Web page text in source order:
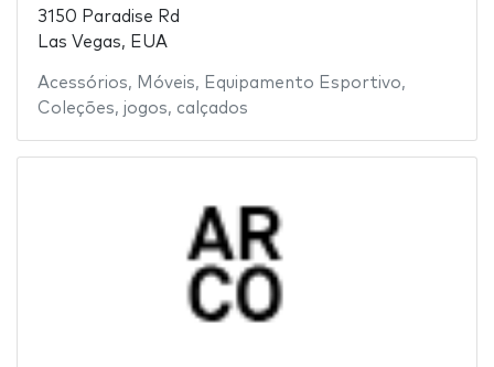
3150 Paradise Rd
Las Vegas, EUA
Acessórios, Móveis, Equipamento Esportivo,
Coleções, jogos, calçados